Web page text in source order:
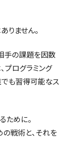
りません。
手の課題を因数
プログラミング
も習得可能なス
ために。
戦術と、それを